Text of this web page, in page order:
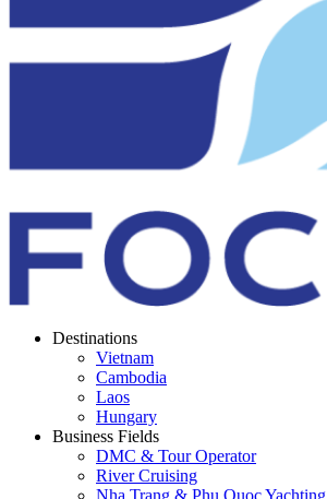
Destinations
Vietnam
Cambodia
Laos
Hungary
Business Fields
DMC & Tour Operator
River Cruising
Nha Trang & Phu Quoc Yachting